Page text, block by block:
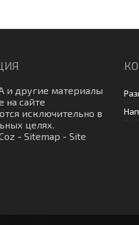
и другие материалы
на сайте
исключительно в
целях.
- Sitemap - Site